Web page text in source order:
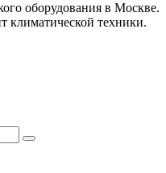
оборудования в Москве.
климатической техники.